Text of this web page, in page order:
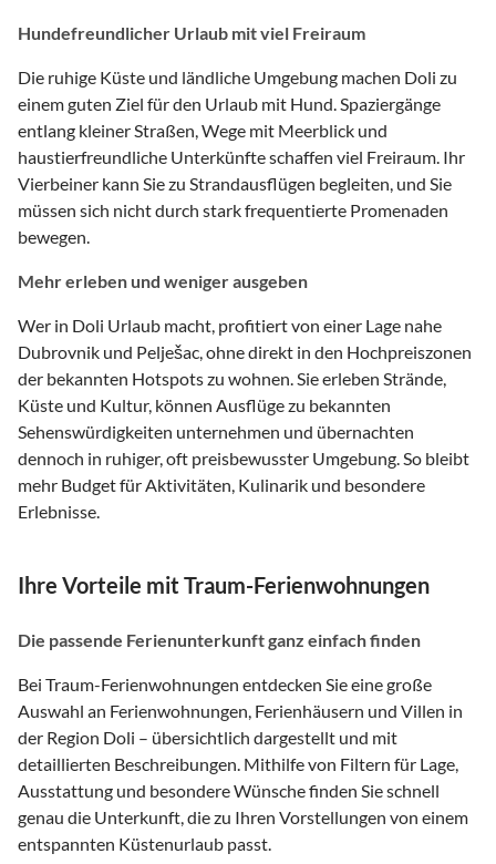
Hundefreundlicher Urlaub mit viel Freiraum
Die ruhige Küste und ländliche Umgebung machen Doli zu
einem guten Ziel für den Urlaub mit Hund. Spaziergänge
entlang kleiner Straßen, Wege mit Meerblick und
haustierfreundliche Unterkünfte schaffen viel Freiraum. Ihr
Vierbeiner kann Sie zu Strandausflügen begleiten, und Sie
müssen sich nicht durch stark frequentierte Promenaden
bewegen.
Mehr erleben und weniger ausgeben
Wer in Doli Urlaub macht, profitiert von einer Lage nahe
Dubrovnik und Pelješac, ohne direkt in den Hochpreiszonen
der bekannten Hotspots zu wohnen. Sie erleben Strände,
Küste und Kultur, können Ausflüge zu bekannten
Sehenswürdigkeiten unternehmen und übernachten
dennoch in ruhiger, oft preisbewusster Umgebung. So bleibt
mehr Budget für Aktivitäten, Kulinarik und besondere
Erlebnisse.
Ihre Vorteile mit Traum-Ferienwohnungen
Die passende Ferienunterkunft ganz einfach finden
Bei Traum-Ferienwohnungen entdecken Sie eine große
Auswahl an Ferienwohnungen, Ferienhäusern und Villen in
der Region Doli – übersichtlich dargestellt und mit
detaillierten Beschreibungen. Mithilfe von Filtern für Lage,
Ausstattung und besondere Wünsche finden Sie schnell
genau die Unterkunft, die zu Ihren Vorstellungen von einem
entspannten Küstenurlaub passt.